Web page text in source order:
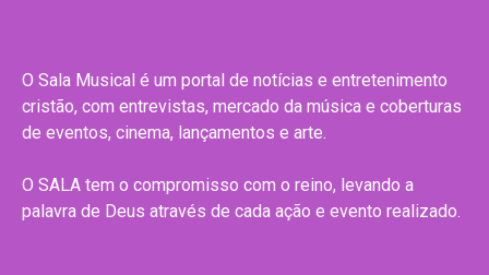
O Sala Musical é um portal de notícias e entretenimento
cristão, com entrevistas, mercado da música e coberturas
de eventos, cinema, lançamentos e arte.
O SALA tem o compromisso com o reino, levando a
palavra de Deus através de cada ação e evento realizado.